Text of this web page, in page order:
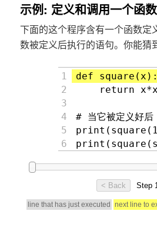
示例: 定义和调用一个函数
下面的这个程序含有一个函数定
数被定义后执行的语句。你能猜